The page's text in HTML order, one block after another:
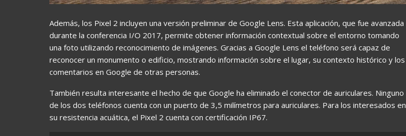
Además, los Pixel 2 incluyen una versión preliminar de Google Lens. Esta aplicación, que fue avanzada
durante la conferencia I/O 2017, permite obtener información contextual sobre el entorno tomando
una foto utilizando reconocimiento de imágenes. Gracias a Google Lens el teléfono será capaz de
reconocer un monumento o edificio, mostrando información sobre el lugar, su contexto histórico y los
comentarios en Google de otras personas.
También resulta interesante el hecho de que Google ha eliminado el conector de auriculares. Ninguno
de los dos teléfonos cuenta con un puerto de 3,5 milímetros para auriculares. Para los interesados en
su resistencia acuática, el Pixel 2 cuenta con certificación IP67.